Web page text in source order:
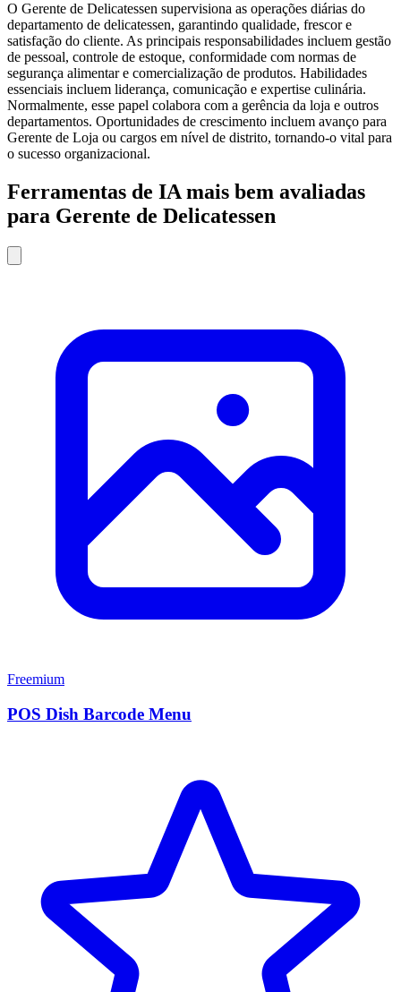
O Gerente de Delicatessen supervisiona as operações diárias do
departamento de delicatessen, garantindo qualidade, frescor e
satisfação do cliente. As principais responsabilidades incluem gestão
de pessoal, controle de estoque, conformidade com normas de
segurança alimentar e comercialização de produtos. Habilidades
essenciais incluem liderança, comunicação e expertise culinária.
Normalmente, esse papel colabora com a gerência da loja e outros
departamentos. Oportunidades de crescimento incluem avanço para
Gerente de Loja ou cargos em nível de distrito, tornando-o vital para
o sucesso organizacional.
Ferramentas de IA mais bem avaliadas
para Gerente de Delicatessen
Freemium
POS Dish Barcode Menu